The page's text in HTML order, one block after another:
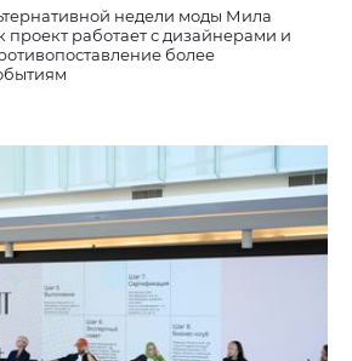
недели моды Мила
проект работает с дизайнерами и
более